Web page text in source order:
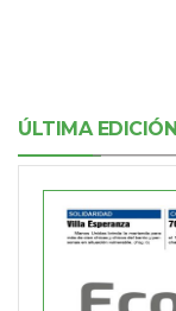
ÚLTIMA EDICIÓN